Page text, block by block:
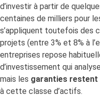
d’investir à partir de
centaines de milliers pour
s’appliquent toutefois des
projets (entre 3% et 8% à
entreprises repose
d’investissement qui
mais les garanties restent
à cette classe d’actifs.